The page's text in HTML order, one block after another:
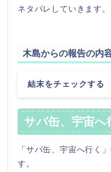
ネタバレしていきます。
木島からの報告の内
結末をチェックする
サバ缶、宇宙へ
「サバ缶、宇宙へ行く
す。